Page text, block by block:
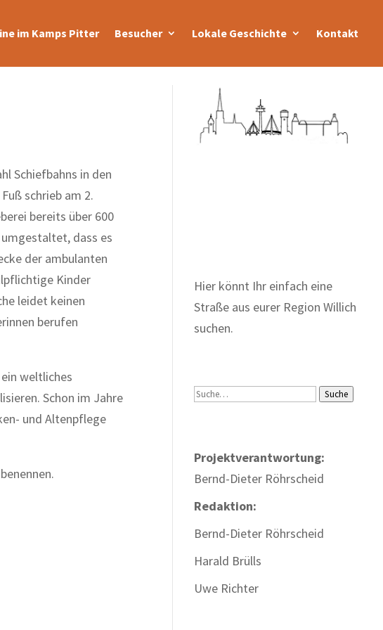
im Kamps Pitter Besucher Lokale Geschichte Kontakt
Schiefbahns in den
schrieb am 2.
bereits über 600
dass es
der ambulanten
Kinder
leidet keinen
berufen
weltliches
Schon im Jahre
und Altenpflege
Hier könnt Ihr einfach eine
Straße aus eurer Region Willich
suchen.
Suche Suche
Projektverantwortung:
Bernd-Dieter Röhrscheid
Redaktion:
Bernd-Dieter Röhrscheid
Harald Brülls
Uwe Richter